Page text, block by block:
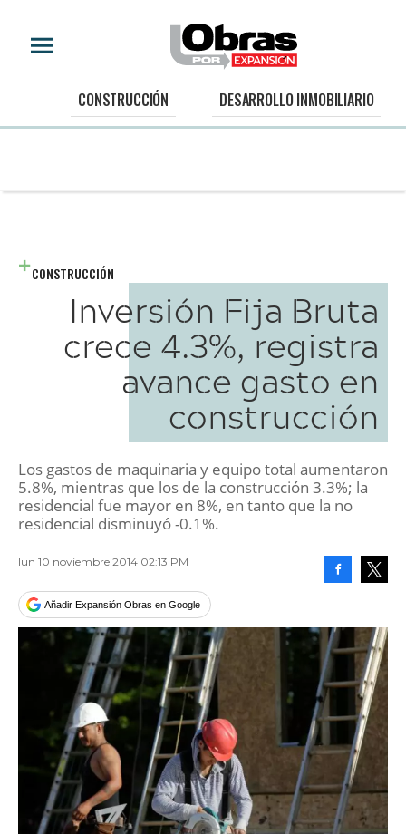
CONSTRUCCIÓN DESARROLLO INMOBILIARIO
CONSTRUCCIÓN
Inversión Fija Bruta
crece 4.3%, registra
avance gasto en
construcción
Los gastos de maquinaria y equipo total aumentaron
5.8%, mientras que los de la construcción 3.3%; la
residencial fue mayor en 8%, en tanto que la no
residencial disminuyó -0.1%.
lun 10 noviembre 2014 02:13 PM
Añadir Expansión Obras en Google